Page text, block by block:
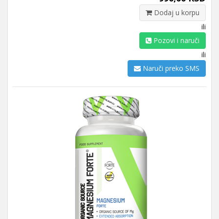
Dodaj u korpu
ili
Pozovi i naruči
ili
Naruči preko SMS